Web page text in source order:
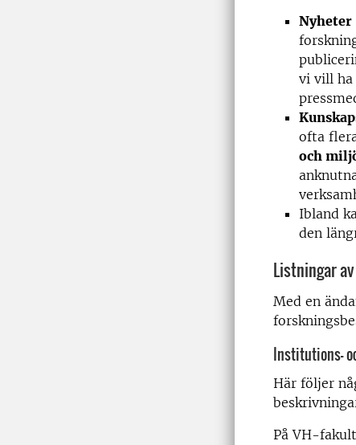
Nyheter
vi vill ha
ofta
och
Ibland
den
Listningar
Med en
Institutions-
Här följer
På VH-